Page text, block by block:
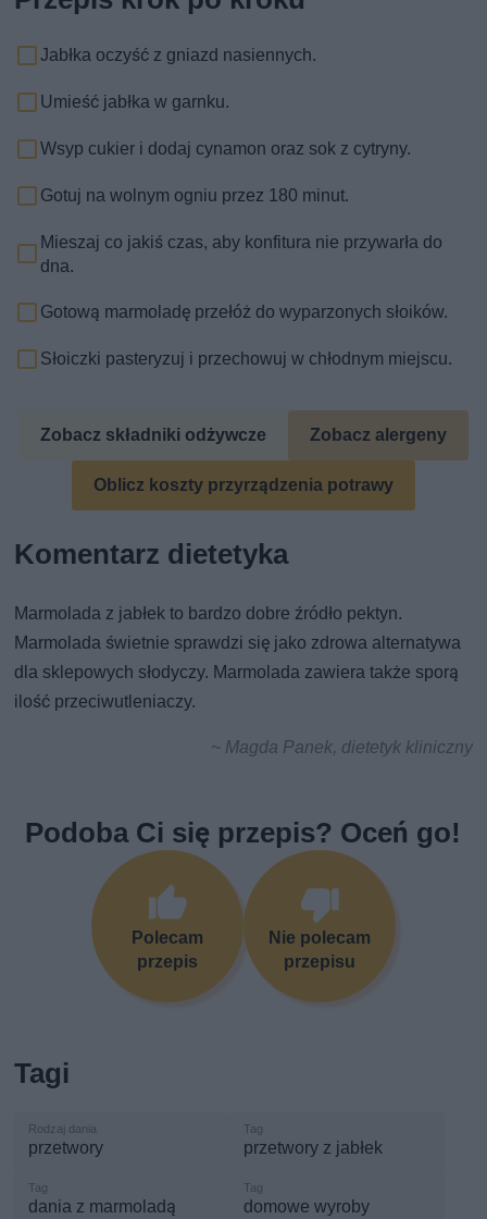
Jabłka oczyść z gniazd nasiennych.
Umieść jabłka w garnku.
Wsyp cukier i dodaj cynamon oraz sok z cytryny.
Gotuj na wolnym ogniu przez 180 minut.
Mieszaj co jakiś czas, aby konfitura nie przywarła do
dna.
Gotową marmoladę przełóż do wyparzonych słoików.
Słoiczki pasteryzuj i przechowuj w chłodnym miejscu.
Zobacz składniki odżywcze Zobacz alergeny
Oblicz koszty przyrządzenia potrawy
Komentarz dietetyka
Marmolada z jabłek to bardzo dobre źródło pektyn.
Marmolada świetnie sprawdzi się jako zdrowa alternatywa
dla sklepowych słodyczy. Marmolada zawiera także sporą
ilość przeciwutleniaczy.
~ Magda Panek, dietetyk kliniczny
Podoba Ci się przepis? Oceń go!
Polecam
przepis
Nie polecam
przepisu
Tagi
przetwory przetwory z jabłek
dania z marmoladą domowe wyroby